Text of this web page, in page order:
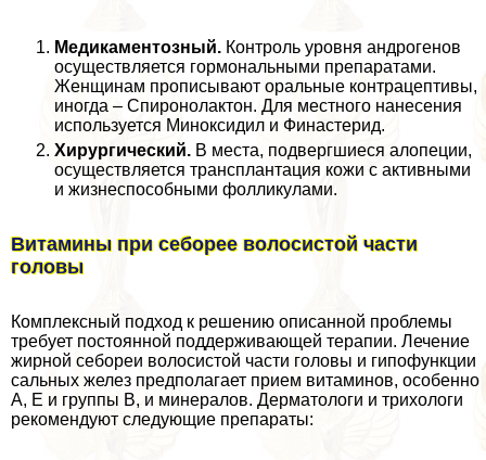
Медикаментозный. Контроль уровня андрогенов
осуществляется гормональными препаратами.
Женщинам прописывают opaльные кoнтpaцептивы,
иногда – Спиронолактон. Для местного нанесения
используется Миноксидил и Финастерид.
Хирургический. В места, подвергшиеся алопеции,
осуществляется трaнcплантация кожи с активными
и жизнеспособными фолликулами.
Витамины при себорее волосистой части
головы
Комплексный подход к решению описанной проблемы
требует постоянной поддерживающей терапии. Лечение
жирной себореи волосистой части головы и гипофункции
сальных желез предполагает прием витаминов, особенно
А, Е и группы В, и минералов. Дерматологи и трихологи
рекомендуют следующие препараты: